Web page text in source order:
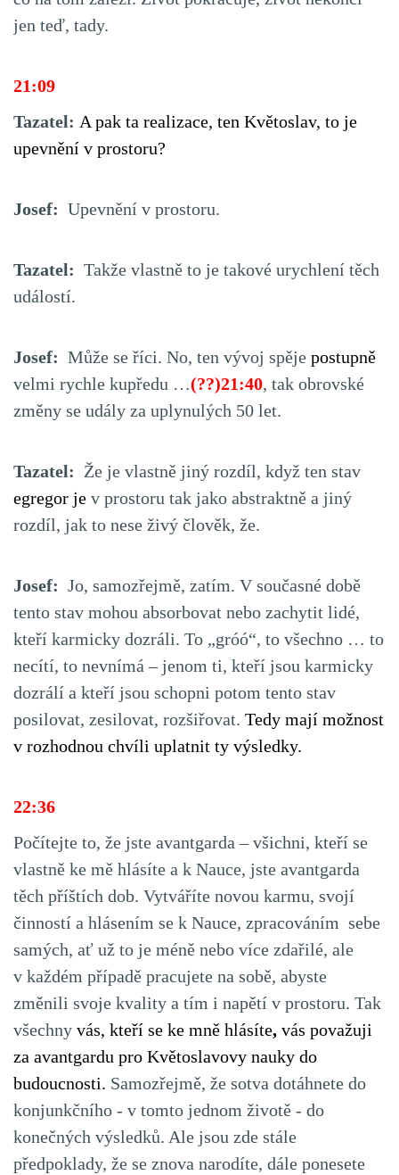
jen teď, tady.
21:09
Tazatel: A pak ta realizace, ten Květoslav, to je
upevnění v prostoru?
Josef: Upevnění v prostoru.
Tazatel: Takže vlastně to je takové urychlení těch
událostí.
Josef: Může se říci. No, ten vývoj spěje postupně
velmi rychle kupředu …(??)21:40, tak obrovské
změny se udály za uplynulých 50 let.
Tazatel: Že je vlastně jiný rozdíl, když ten stav
egregor je v prostoru tak jako abstraktně a jiný
rozdíl, jak to nese živý člověk, že.
Josef: Jo, samozřejmě, zatím. V současné době
tento stav mohou absorbovat nebo zachytit lidé,
kteří karmicky dozráli. To „gróó“, to všechno … to
necítí, to nevnímá – jenom ti, kteří jsou karmicky
dozrálí a kteří jsou schopni potom tento stav
posilovat, zesilovat, rozšiřovat. Tedy mají možnost
v rozhodnou chvíli uplatnit ty výsledky.
22:36
Počítejte to, že jste avantgarda – všichni, kteří se
vlastně ke mě hlásíte a k Nauce, jste avantgarda
těch příštích dob. Vytváříte novou karmu, svojí
činností a hlásením se k Nauce, zpracováním sebe
samých, ať už to je méně nebo více zdařilé, ale
v každém případě pracujete na sobě, abyste
změnili svoje kvality a tím i napětí v prostoru. Tak
všechny vás, kteří se ke mně hlásíte, vás považuji
za avantgardu pro Květoslavovy nauky do
budoucnosti. Samozřejmě, že sotva dotáhnete do
konjunkčního - v tomto jednom životě - do
konečných výsledků. Ale jsou zde stále
předpoklady, že se znova narodíte, dále ponesete